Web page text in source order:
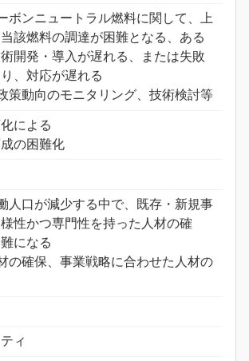
ボンニュートラル燃料に関して、上
該燃料の調達が困難となる、ある
開発・導入が遅れる、または失敗
、対応が遅れる
策動向のモニタリング、技術検討等
による
の困難化
人口が減少する中で、既存・新規事
性かつ専門性を持った人材の確
になる
の確保、事業戦略に合わせた人材の
ィ